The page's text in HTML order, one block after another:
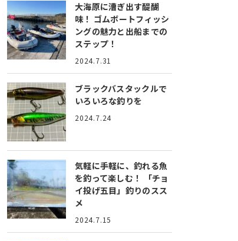
大海原に漕ぎ出す醍醐
味！ ゴムボートフィッシ
ングの魅力と出船までの
ステップ！
2024.7.31
ブラックバスタックルで
いろいろな釣りを
2024.7.24
気軽に手軽に、釣れる魚
を釣って楽しむ！
「チョ
イ投げ五目」釣りのスス
メ
2024.7.15